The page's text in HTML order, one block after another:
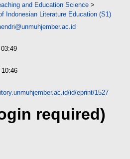
and Education Science >
Indonesian Literature Education (S1)
10:46
id/eprint/1527
required)